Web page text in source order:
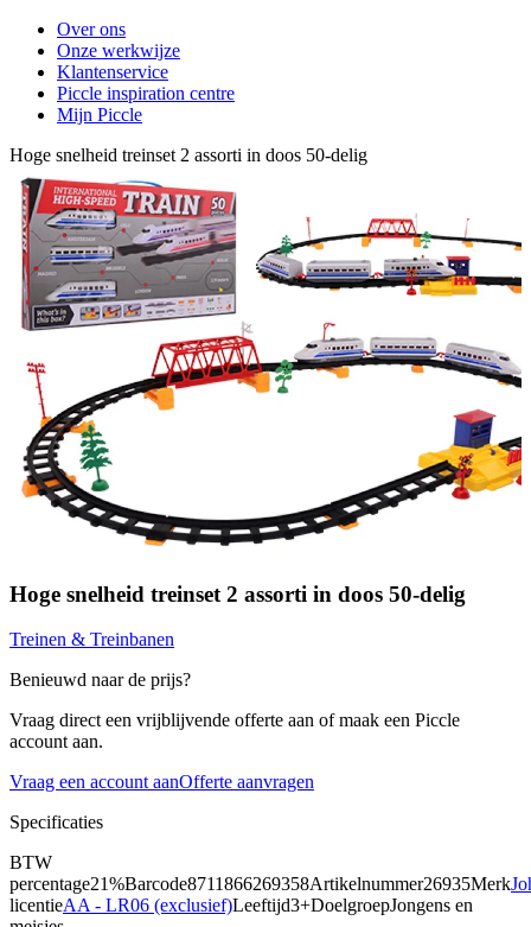
Over ons
Onze werkwijze
Klantenservice
Piccle inspiration centre
Mijn Piccle
Hoge snelheid treinset 2 assorti in doos 50-delig
Hoge snelheid treinset 2 assorti in doos 50-delig
Treinen & Treinbanen
Benieuwd naar de prijs?
Vraag direct een vrijblijvende offerte aan of maak een Piccle
account aan.
Vraag een account aanOfferte aanvragen
Specificaties
BTW
percentage21%Barcode8711866269358Artikelnummer26935Merk
licentieAA - LR06 (exclusief)Leeftijd3+DoelgroepJongens en